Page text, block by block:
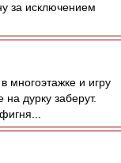
за исключением
в многоэтажке и игру
дурку заберут.